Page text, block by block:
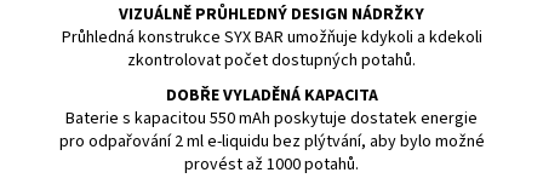
VIZUÁLNĚ PRŮHLEDNÝ DESIGN NÁDRŽKY
Průhledná konstrukce SYX BAR umožňuje kdykoli a kdekoli
zkontrolovat počet dostupných potahů.
DOBŘE VYLADĚNÁ KAPACITA
Baterie s kapacitou 550mAh poskytuje dostatek energie
pro odpařování 2 ml e-liquidu bez plýtvání, aby bylo možné
provést až 1000 potahů.